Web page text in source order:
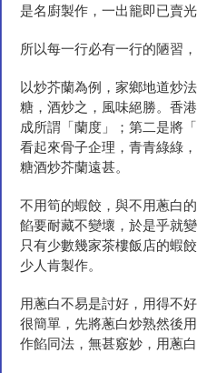
是名廚製作，一出籠即已賣
所以每一行必有一行的陋習
以炒芥蘭為例，家鄉地道炒
糖，酒炒之，風味絕勝。香
成所謂「蘭度」；第二是將
看起來骨子企理，青青綠綠
糖酒炒芥蘭遠甚。
不用筍的蝦餃，與不用蔥白
餡要耐藏不變壞，於是乎就
只有少數幾家茶樓飯店的蝦
少人肯製作。
用蔥白不易是討好，用得不
很簡單，先將蔥白炒熟然後
作餡同法，無甚竅妙，用蔥白